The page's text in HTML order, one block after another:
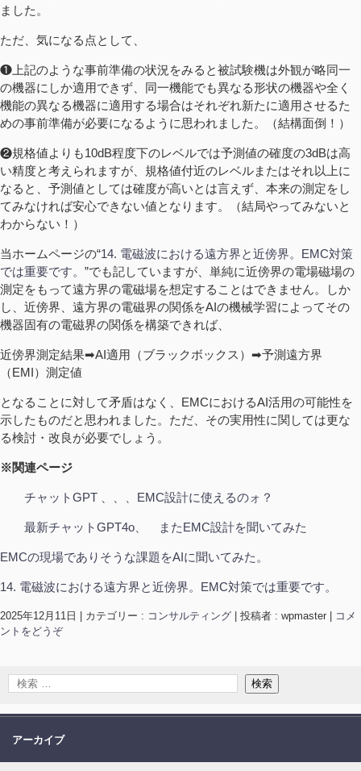
ました。
ただ、気になる点として、
❶上記のような事前準備の状況をみると被試験機は外観が略同一
の機器にしか適用できず、同一機能でも異なる形状の機器や全く
機能の異なる機器に適用する場合はそれぞれ新たに適用させるた
めの事前準備が必要になるように思われました。（結構面倒！）
❷規格値よりも10dB程度下のレベルでは予測値の確度の3dBは高
い精度と考えられますが、規格値付近のレベルまたはそれ以上に
なると、予測値としては確度が高いとは言えず、本来の測定をし
てみなければ安心できない値となります。（結局やってみないと
わからない！）
当ホームページの“14. 電磁波における遠方界と近傍界。EMC対策
では重要です。 ”でも記していますが、単純に近傍界の電場磁場の
測定をもって遠方界の電磁場を想定することはできません。しか
し、近傍界、遠方界の電磁界の関係をAIの機械学習によってその
機器固有の電磁界の関係を構築できれば、
近傍界測定結果➡AI適用（ブラックボックス）➡予測遠方界
（EMI）測定値
となることに対して矛盾はなく、EMCにおけるAI活用の可能性を
示したものだと思われました。ただ、その実用性に関しては更な
る検討・改良が必要でしょう。
※関連ページ
チャットGPT 、、、EMC設計に使えるのォ？
最新チャットGPT4o、 またEMC設計を聞いてみた
EMCの現場でありそうな課題をAIに聞いてみた。
14. 電磁波における遠方界と近傍界。EMC対策では重要です。
2025年12月11日 | カテゴリー : コンサルティング | 投稿者 : wpmaster | コメ
ントをどうぞ
アーカイブ